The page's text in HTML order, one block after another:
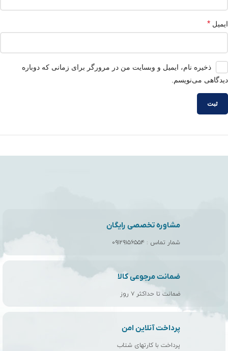
ایمیل *
ذخیره نام، ایمیل و وبسایت من در مرورگر برای زمانی که دوباره
دیدگاهی می‌نویسم.
مشاوره تخصصی رایگان
شمار تماس : ۰۹۱۲۹۱۵۶۵۵۴
ضمانت مرجوعی کالا
ضمانت تا حداکثر ۷ روز
پرداخت آنلاین امن
پرداخت با کارتهای شتاب